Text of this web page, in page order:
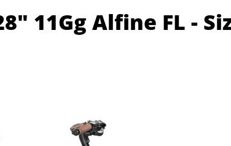
11Gg Alfine FL -